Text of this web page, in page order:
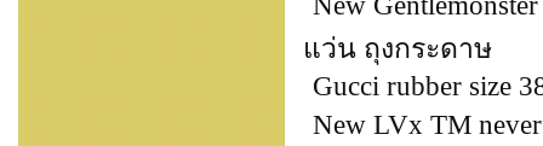
แว่น ถุงกระดาษ
Gucci rubber size
New LVx TM